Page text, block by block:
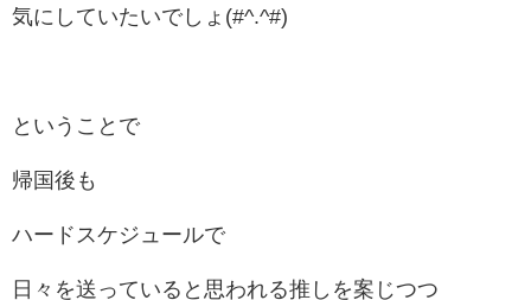
気にしていたいでしょ(#^.^#)
ということで
帰国後も
ハードスケジュールで
日々を送っていると思われる推しを案じつつ